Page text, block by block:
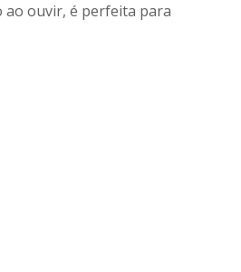
ao ouvir, é perfeita para